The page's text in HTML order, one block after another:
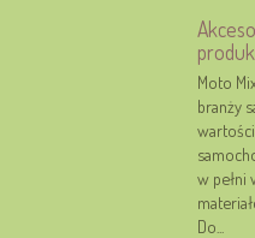
Moto
branży
w pełni
Do...